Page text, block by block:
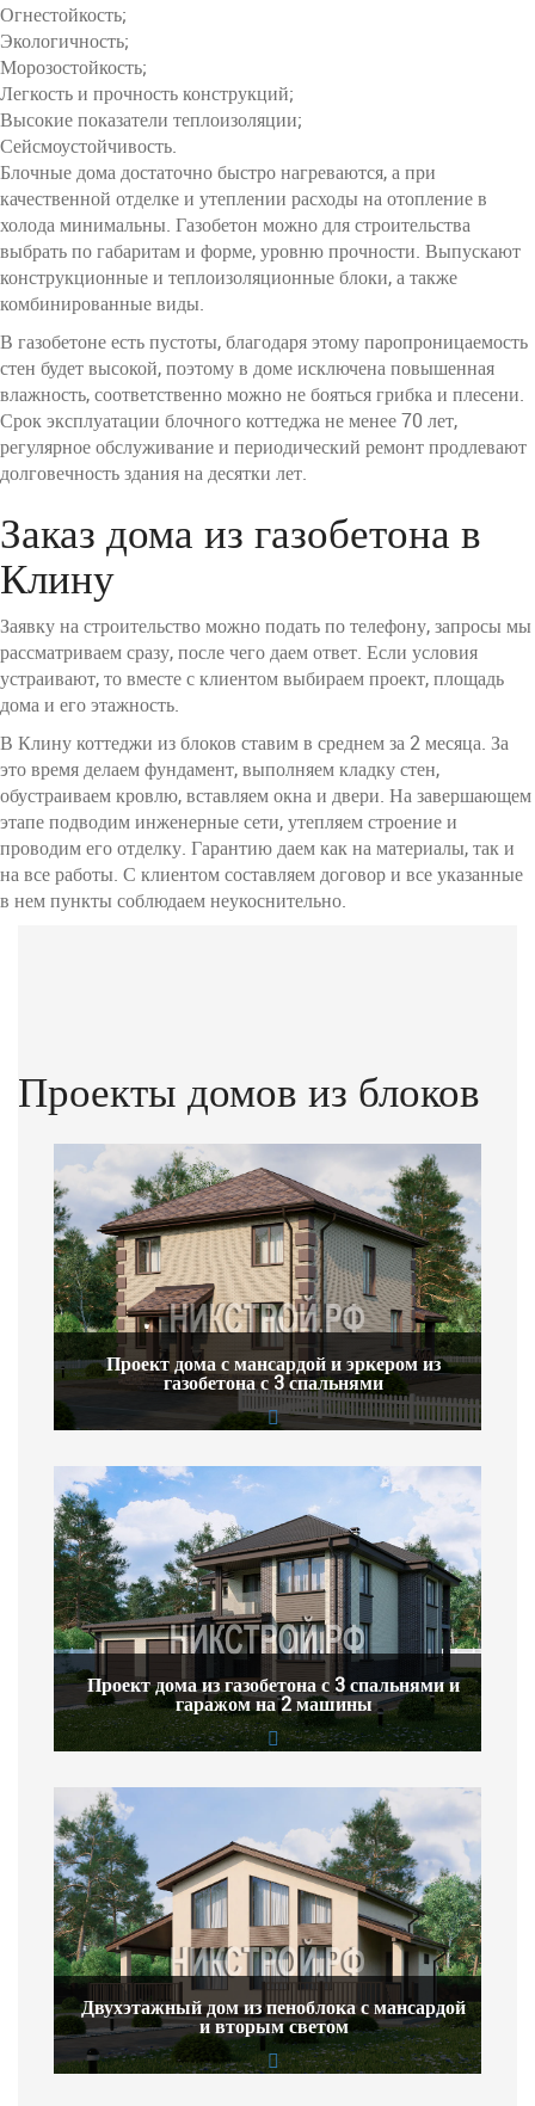
Огнестойкость;
Экологичность;
Морозостойкость;
Легкость и прочность конструкций;
Высокие показатели теплоизоляции;
Сейсмоустойчивость.
Блочные дома достаточно быстро нагреваются, а при
качественной отделке и утеплении расходы на отопление в
холода минимальны. Газобетон можно для строительства
выбрать по габаритам и форме, уровню прочности. Выпускают
конструкционные и теплоизоляционные блоки, а также
комбинированные виды.
В газобетоне есть пустоты, благодаря этому паропроницаемость
стен будет высокой, поэтому в доме исключена повышенная
влажность, соответственно можно не бояться грибка и плесени.
Срок эксплуатации блочного коттеджа не менее 70 лет,
регулярное обслуживание и периодический ремонт продлевают
долговечность здания на десятки лет.
Заказ дома из газобетона в
Клину
Заявку на строительство можно подать по телефону, запросы мы
рассматриваем сразу, после чего даем ответ. Если условия
устраивают, то вместе с клиентом выбираем проект, площадь
дома и его этажность.
В Клину коттеджи из блоков ставим в среднем за 2 месяца. За
это время делаем фундамент, выполняем кладку стен,
обустраиваем кровлю, вставляем окна и двери. На завершающем
этапе подводим инженерные сети, утепляем строение и
проводим его отделку. Гарантию даем как на материалы, так и
на все работы. С клиентом составляем договор и все указанные
в нем пункты соблюдаем неукоснительно.
Проекты домов из блоков
Проект дома с мансардой и эркером из
газобетона с 3 спальнями
Проект дома из газобетона с 3 спальнями и
гаражом на 2 машины
Двухэтажный дом из пеноблока с мансардой
и вторым светом